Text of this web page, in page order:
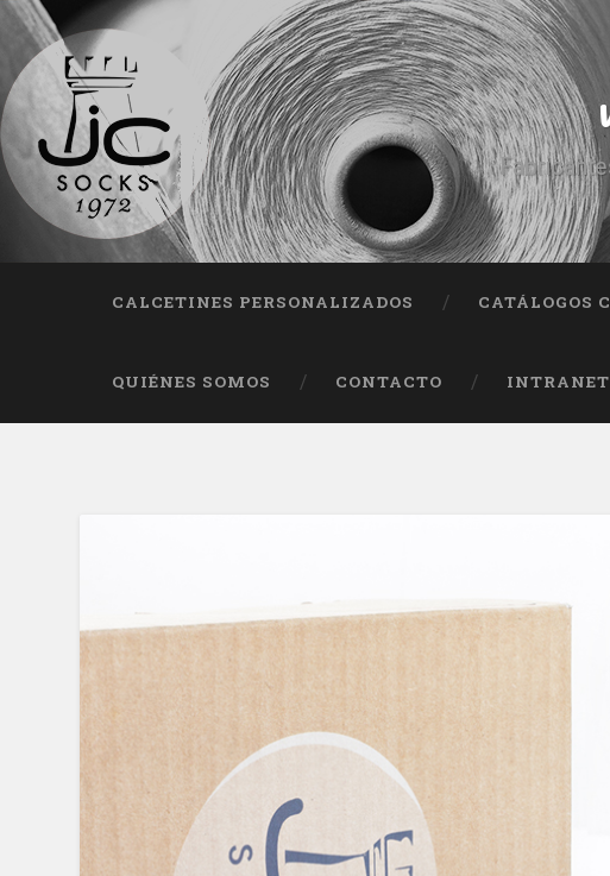
CALCETINES PERSONALIZADOS CATÁLOGOS
QUIÉNES SOMOS CONTACTO